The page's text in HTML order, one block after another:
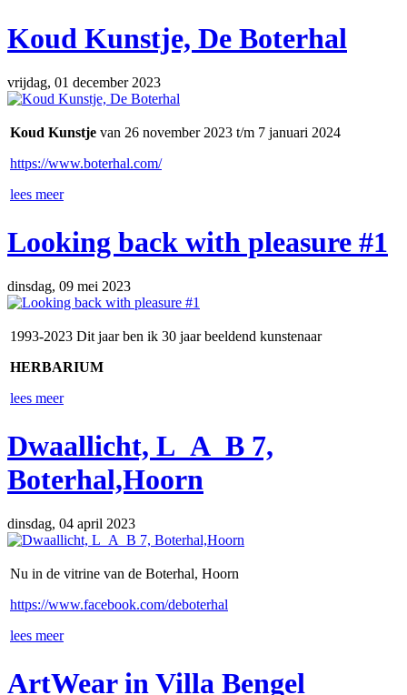
Koud Kunstje, De Boterhal
vrijdag, 01 december 2023
Koud Kunstje van 26 november 2023 t/m 7 januari 2024
https://www.boterhal.com/
lees meer
Looking back with pleasure #1
dinsdag, 09 mei 2023
1993-2023 Dit jaar ben ik 30 jaar beeldend kunstenaar
HERBARIUM
lees meer
Dwaallicht, L_A_B 7,
Boterhal,Hoorn
dinsdag, 04 april 2023
Nu in de vitrine van de Boterhal, Hoorn
https://www.facebook.com/deboterhal
lees meer
ArtWear in Villa Bengel